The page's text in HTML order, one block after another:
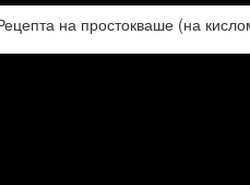
на простокваше (на